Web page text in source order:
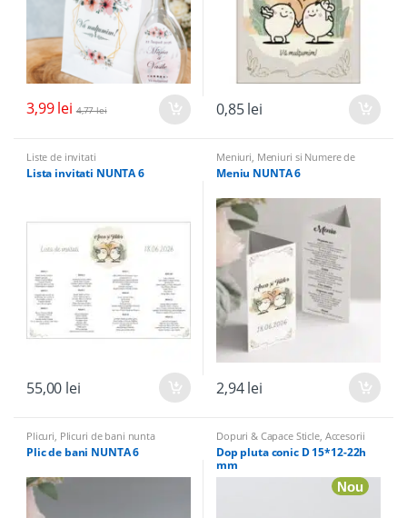
3,99lei 4,77lei 0,85lei
Liste de invitati
Lista invitati NUNTA 6
55,00 lei
Meniuri, Meniuri si Numere de
masa
Meniu NUNTA 6
2,94lei
Plicuri Plicuri de bani nunta
Plic de bani NUNTA 6
Dopuri & Capace Sticle, Accesorii
Sticle Sticle marturii & Accesorii
Dop pluta conic D 15*12-22h
mm
Nou